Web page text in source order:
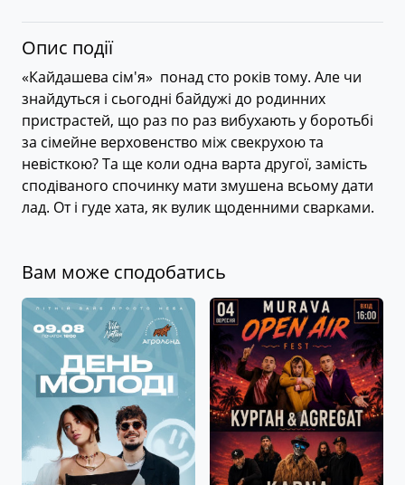
Опис події
«Кайдашева сім'я» понад сто років тому. Але чи
знайдуться і сьогодні байдужі до родинних
пристрастей, що раз по раз вибухають у боротьбі
за сімейне верховенство між свекрухою та
невісткою? Та ще коли одна варта другої, замість
сподіваного спочинку мати змушена всьому дати
лад. От і гуде хата, як вулик щоденними сварками.
Вам може сподобатись